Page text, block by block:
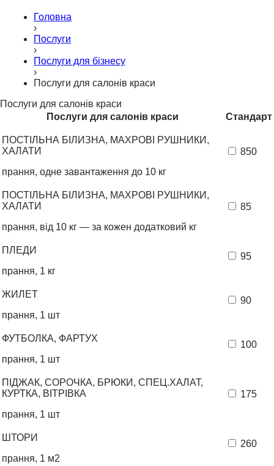
Головна
›
Послуги
›
Послуги для бізнесу
›
Послуги для салонів краси
Послуги для салонів краси
Послуги для салонів краси
Стандарт
ПОСТІЛЬНА БІЛИЗНА, МАХРОВІ РУШНИКИ,
ХАЛАТИ
прання, одне завантаження до 10 кг
850
ПОСТІЛЬНА БІЛИЗНА, МАХРОВІ РУШНИКИ,
ХАЛАТИ
прання, від 10 кг — за кожен додатковий кг
85
ПЛЕДИ
прання, 1 кг
95
ЖИЛЕТ
прання, 1 шт
90
ФУТБОЛКА, ФАРТУХ
прання, 1 шт
100
ПІДЖАК, СОРОЧКА, БРЮКИ, СПЕЦ.ХАЛАТ,
КУРТКА, ВІТРІВКА
прання, 1 шт
175
ШТОРИ
прання, 1 м2
260